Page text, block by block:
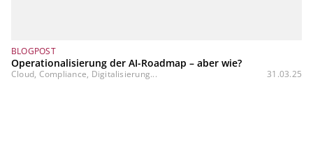
BLOGPOST
Operationalisierung der AI-Roadmap – aber wie?
Cloud, Compliance, Digitalisierung... 31.03.25